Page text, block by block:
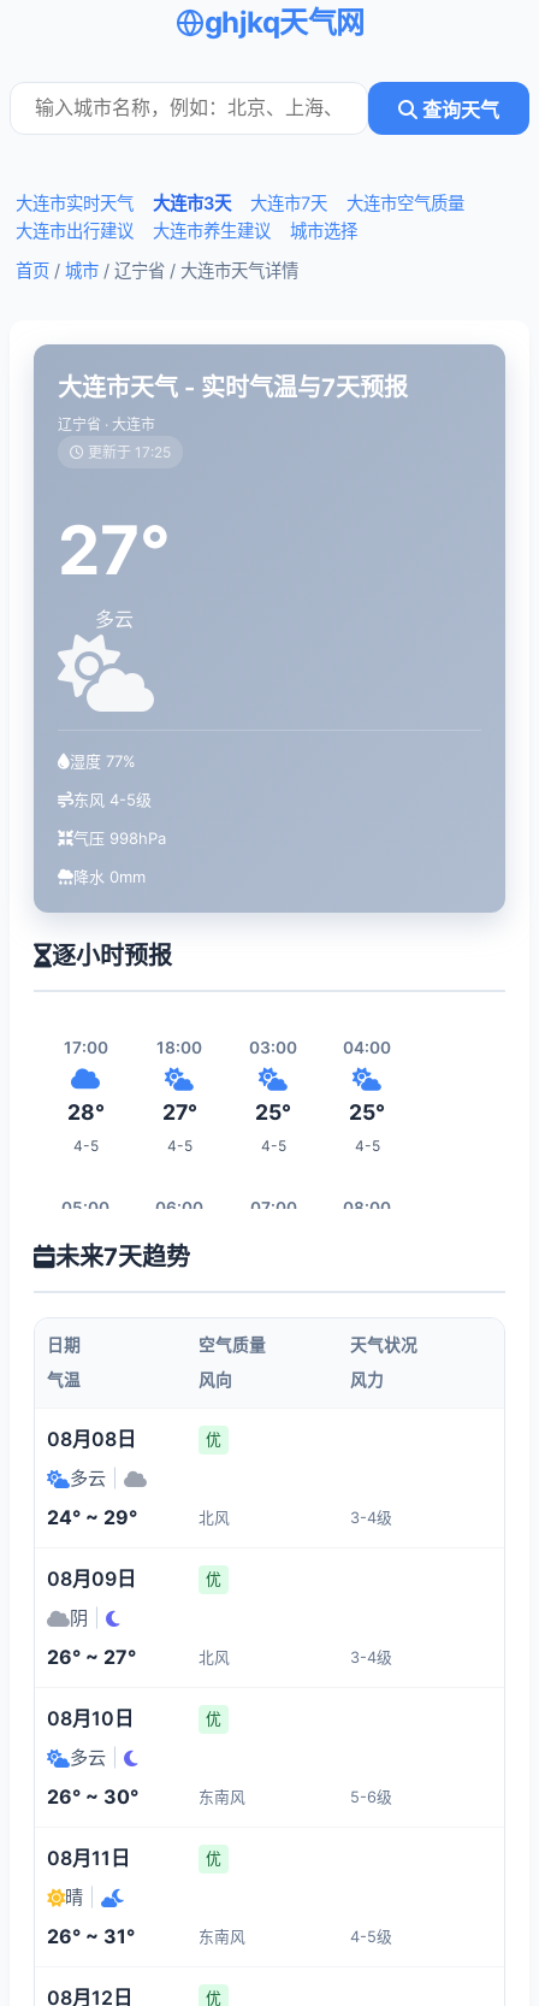
ghjkq天气网
查询天气
大连市实时天气 大连市3天 大连市7天
大连市空气质量
大连市出行建议
大连市养生建议
城市选择
首页 / 城市 / 辽宁省 / 大连市天气详情
大连市天气 - 实时气温与7天预报
辽宁省 · 大连市
更新于 17:25
27°
多云
湿度 77%
东风 4-5级
气压 998hPa
降水 0mm
逐小时预报
17:00
28°
4-5
18:00
27°
4-5
03:00
25°
4-5
04:00
25°
4-5
05:00
25°
06:00
26°
07:00 08:00
09:00
28°
4-5
10:00 12:00
19:00
26°
4-5
13:00 15:00
30°
4-5 4-5
23:00
25°
00:00
4-5
未来7天趋势
日期 空气质量
天气状况
气温
风向 风力
08月08日 优
多云
24° ~ 29° 北风 3-4级
08月09日 优
阴
26° ~ 27° 北风 3-4级
08月10日 优
多云
26° ~ 30° 东南风 5-6级
08月11日 优
晴
26° ~ 31° 东南风 4-5级
08月12日 优